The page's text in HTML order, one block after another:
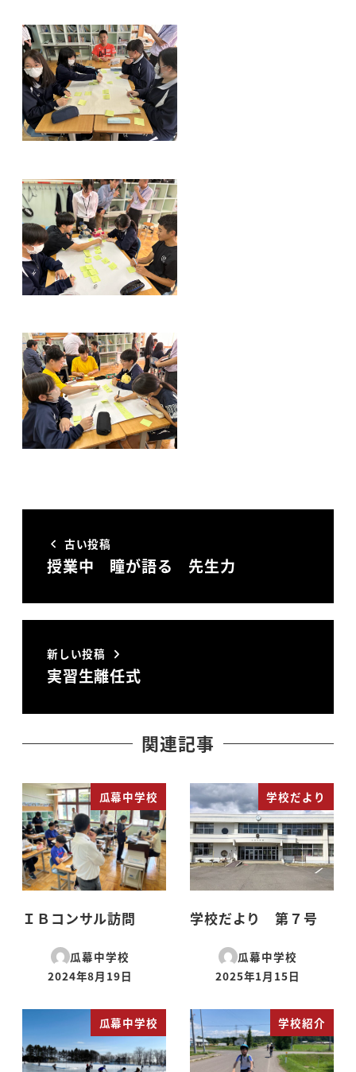
古い投稿
授業中 瞳が語る 先生力
新しい投稿
実習生離任式
関連記事
瓜幕中学校
ＩＢコンサル訪問
瓜幕中学校
投稿日
2024年8月19日
学校だより
学校だより 第７号
瓜幕中学校
投稿日
2025年1月15日
瓜幕中学校 学校紹介